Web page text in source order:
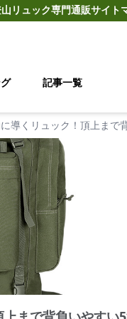
リュック専門通販サイト
記事一覧
導くリュック！頂上まで